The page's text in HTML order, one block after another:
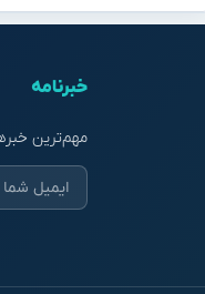
خبرنامه
مهم‌ترین